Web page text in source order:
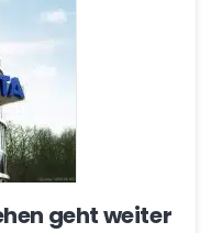
geht weiter